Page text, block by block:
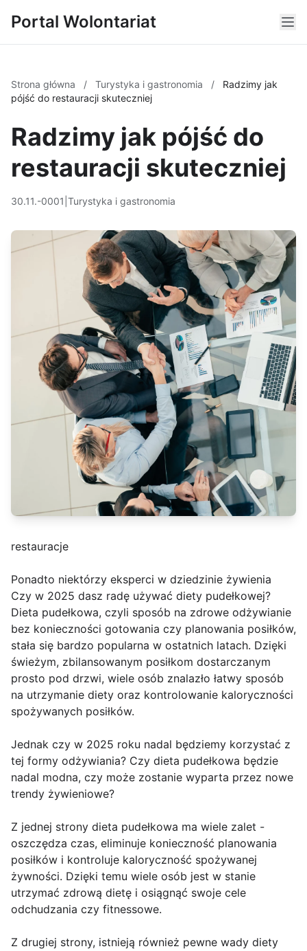
Portal Wolontariat
Strona główna / Turystyka i gastronomia /
Radzimy jak
pójść do restauracji skuteczniej
Radzimy jak pójść do
restauracji skuteczniej
30.11.-0001 Turystyka i gastronomia
restauracje
Ponadto niektórzy eksperci w dziedzinie żywienia
Czy w 2025 dasz radę używać diety pudełkowej?
Dieta pudełkowa, czyli sposób na zdrowe odżywianie
bez konieczności gotowania czy planowania posiłków,
stała się bardzo popularna w ostatnich latach. Dzięki
świeżym, zbilansowanym posiłkom dostarczanym
prosto pod drzwi, wiele osób znalazło łatwy sposób
na utrzymanie diety oraz kontrolowanie kaloryczności
spożywanych posiłków.
Jednak czy w 2025 roku nadal będziemy korzystać z
tej formy odżywiania? Czy dieta pudełkowa będzie
nadal modna, czy może zostanie wyparta przez nowe
trendy żywieniowe?
Z jednej strony dieta pudełkowa ma wiele zalet -
oszczędza czas, eliminuje konieczność planowania
posiłków i kontroluje kaloryczność spożywanej
żywności. Dzięki temu wiele osób jest w stanie
utrzymać zdrową dietę i osiągnąć swoje cele
odchudzania czy fitnessowe.
Z drugiej strony, istnieją również pewne wady diety